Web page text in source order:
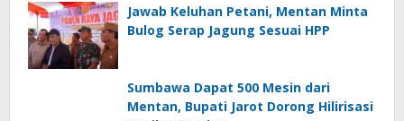
Jawab Keluhan Petani, Mentan Minta
Bulog Serap Jagung Sesuai HPP
Sumbawa Dapat 500 Mesin dari
Mentan, Bupati Jarot Dorong Hilirisasi